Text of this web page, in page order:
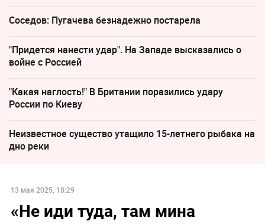
Соседов: Пугачева безнадежно постарела
"Придется нанести удар". На Западе высказались о
войне с Россией
"Какая наглость!" В Британии поразились удару
России по Киеву
Неизвестное существо утащило 15-летнего рыбака на
дно реки
13 мая 2025, 18:29
«Не иди туда, там мина